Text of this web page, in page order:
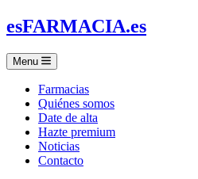
esFARMACIA.es
Menu
Farmacias
Quiénes somos
Date de alta
Hazte premium
Noticias
Contacto